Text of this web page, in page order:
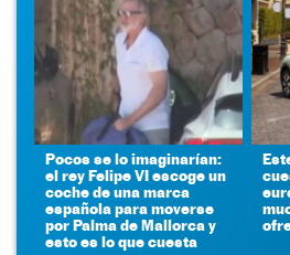
Pocos se lo imaginarían:
el rey Felipe VI escoge un
coche de una marca
española para moverse
por Palma de Mallorca y
esto es lo que cuesta